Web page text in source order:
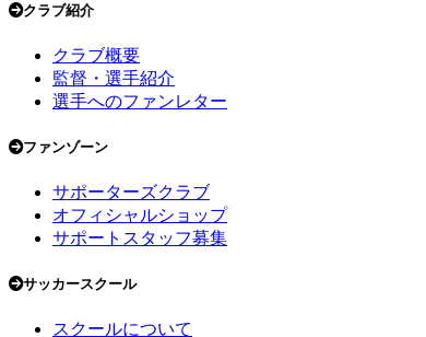
クラブ紹介
クラブ概要
監督・選手紹介
選手へのファンレター
ファンゾーン
サポーターズクラブ
オフィシャルショップ
サポートスタッフ募集
サッカースクール
スクールについて